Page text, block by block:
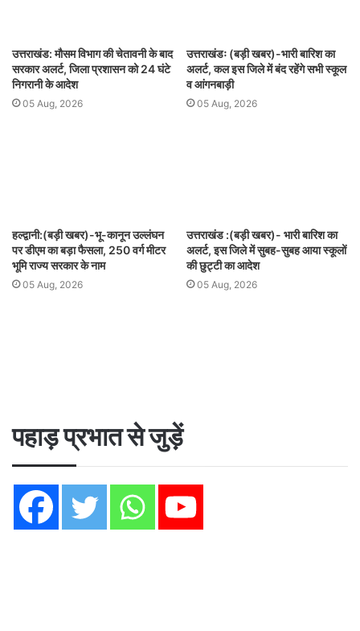
उत्तराखंड: मौसम विभाग की चेतावनी के बाद
सरकार अलर्ट, जिला प्रशासन को 24 घंटे
निगरानी के आदेश
05 Aug, 2026
उत्तराखंडः (बड़ी खबर)-भारी बारिश का
अलर्ट, कल इस जिले में बंद रहेंगे सभी स्कूल
व आंगनबाड़ी
05 Aug, 2026
हल्द्वानी:(बड़ी खबर)-भू-कानून उल्लंघन
पर डीएम का बड़ा फैसला, 250 वर्ग मीटर
भूमि राज्य सरकार के नाम
05 Aug, 2026
उत्तराखंड :(बड़ी खबर)- भारी बारिश का
अलर्ट, इस जिले में सुबह-सुबह आया स्कूलों
की छुट्टी का आदेश
05 Aug, 2026
पहाड़ प्रभात से जुड़ें